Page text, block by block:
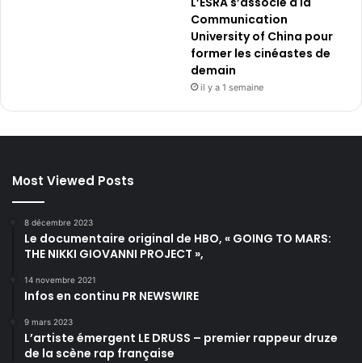
Communication
University of China pour
former les cinéastes de
demain
il y a 1 semaine
Most Viewed Posts
8 décembre 2023
Le documentaire original de HBO, « GOING TO MARS:
THE NIKKI GIOVANNI PROJECT »,
14 novembre 2021
Infos en continu PR NEWSWIRE
9 mars 2023
L’artiste émergent LE DRUSS – premier rappeur druze
de la scène rap française